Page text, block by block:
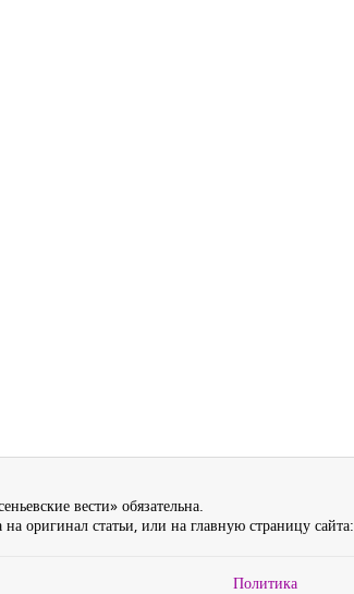
вести» обязательна.
оригинал статьи, или на главную страницу сайта:
Политика